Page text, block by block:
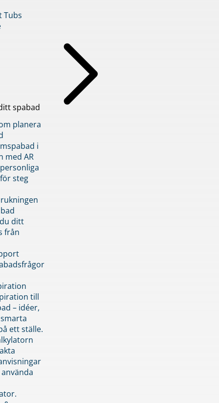
Tubs
spabad
planera
i
med AR
steg
ditt
från
till
– idéer,
ett ställe.